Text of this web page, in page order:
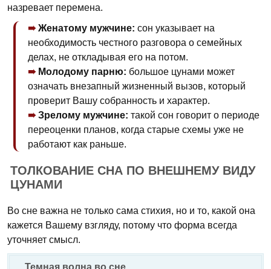
назревает перемена.
Женатому мужчине: сон указывает на
необходимость честного разговора о семейных
делах, не откладывая его на потом.
Молодому парню: большое цунами может
означать внезапный жизненный вызов, который
проверит Вашу собранность и характер.
Зрелому мужчине: такой сон говорит о периоде
переоценки планов, когда старые схемы уже не
работают как раньше.
ТОЛКОВАНИЕ СНА ПО ВНЕШНЕМУ ВИДУ
ЦУНАМИ
Во сне важна не только сама стихия, но и то, какой она
кажется Вашему взгляду, потому что форма всегда
уточняет смысл.
Темная волна во сне